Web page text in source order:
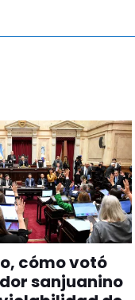
cómo votó
sanjuanino